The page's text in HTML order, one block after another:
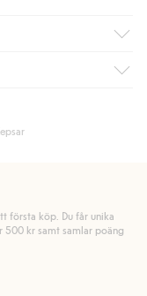
frakt till butik
som medlem.
betalningssätt.
första köp. Du får unika
kr samt samlar poäng